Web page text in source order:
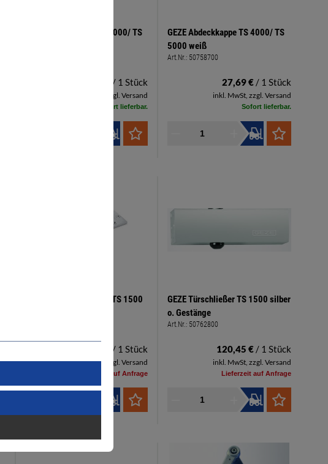
GEZE Abdeckkappe TS 4000/ TS
/ 1 Stück
inkl. MwSt, zzgl. Versand
Sofort lieferbar.
GEZE Abdeckkappe TS 4000/ TS
5000 weiß
Art.Nr.: 50758700
27,69 € / 1 Stück
inkl. MwSt, zzgl. Versand
Sofort lieferbar.
GEZE Montageplatte zu TS 1500
/ 1 Stück
inkl. MwSt, zzgl. Versand
Lieferzeit auf Anfrage
GEZE Türschließer TS 1500 silber
o. Gestänge
Art.Nr.: 50762800
120,45 € / 1 Stück
inkl. MwSt, zzgl. Versand
Lieferzeit auf Anfrage